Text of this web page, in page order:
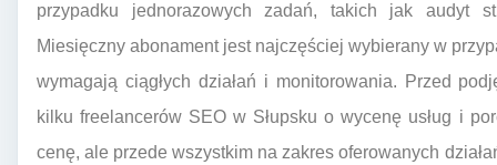
przypadku jednorazowych zadań, takich jak audyt
Miesięczny abonament jest najczęściej wybierany w
wymagają ciągłych działań i monitorowania. Przed
kilku freelancerów SEO w Słupsku o wycenę usług i
cenę, ale przede wszystkim na zakres oferowanych